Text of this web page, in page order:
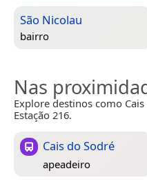
São Nicolau
bairro
Nas
Explore destinos como
Estação 216.
Cais do Sodré
apeadeiro